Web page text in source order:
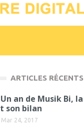
ARTICLES RÉCENTS
Un an de Musik Bi, la
son bilan
Mar 24, 2017